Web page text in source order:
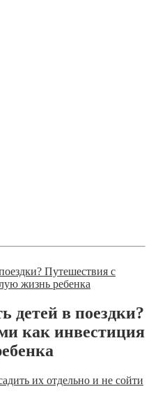
детей в поездки?
как инвестиция